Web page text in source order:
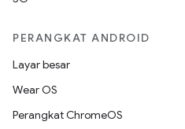
PERANGKAT ANDROID
Layar besar
Wear OS
Perangkat ChromeOS